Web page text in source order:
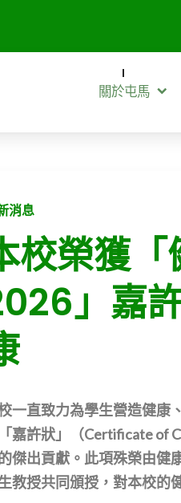
關於屯馬
消息
校榮獲
」嘉
一直致力為學生營造健康
嘉許狀」（Certificate of
傑出貢獻。此項殊榮由健
教授共同頒授，對本校的